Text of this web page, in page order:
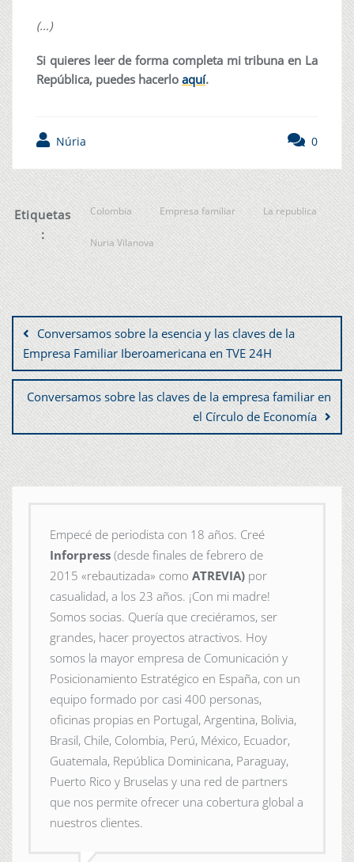
(…)
Si quieres leer de forma completa mi tribuna en La
República, puedes hacerlo aquí.
Núria 0
Etiquetas
:
Colombia Empresa familiar La republica
Nuria Vilanova
Conversamos sobre la esencia y las claves de la
Empresa Familiar Iberoamericana en TVE 24H
Conversamos sobre las claves de la empresa familiar en
el Círculo de Economía
Empecé de periodista con 18 años. Creé
Inforpress (desde finales de febrero de
2015 «rebautizada» como ATREVIA) por
casualidad, a los 23 años. ¡Con mi madre!
Somos socias. Quería que creciéramos, ser
grandes, hacer proyectos atractivos. Hoy
somos la mayor empresa de Comunicación y
Posicionamiento Estratégico en España, con un
equipo formado por casi 400 personas,
oficinas propias en Portugal, Argentina, Bolivia,
Brasil, Chile, Colombia, Perú, México, Ecuador,
Guatemala, República Dominicana, Paraguay,
Puerto Rico y Bruselas y una red de partners
que nos permite ofrecer una cobertura global a
nuestros clientes.